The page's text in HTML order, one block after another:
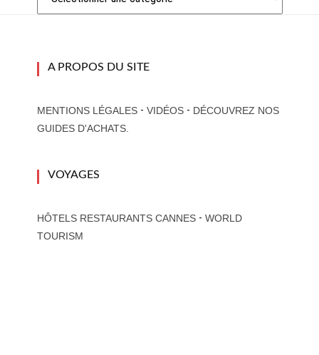
A PROPOS DU SITE
MENTIONS LÉGALES- VIDÉOS- DÉCOUVREZ NOS
GUIDES D'ACHATS.
VOYAGES
HÔTELS RESTAURANTS CANNES- WORLD
TOURISM